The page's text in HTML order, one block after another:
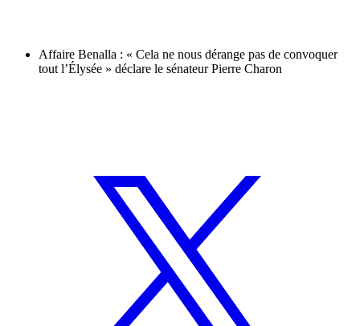
Affaire Benalla : « Cela ne nous dérange pas de convoquer
tout l’Élysée » déclare le sénateur Pierre Charon